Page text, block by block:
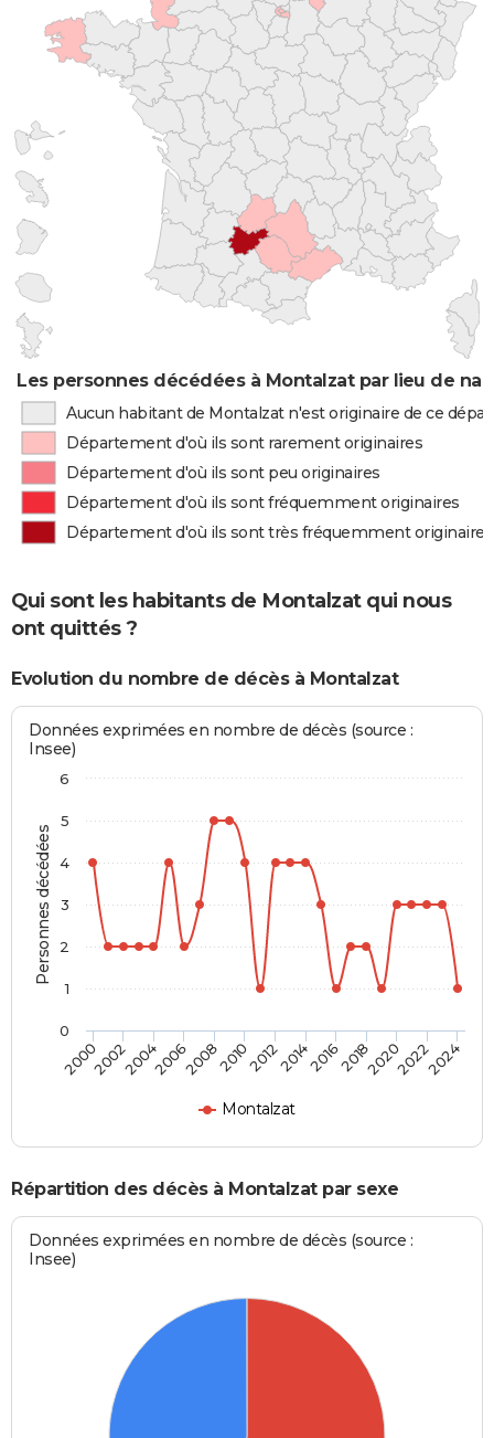
Les personnes décédées à Montalzat par lieu de
Aucun habitant de Montalzat n'est originaire de ce
Département d'où ils sont rarement originaires
Département d'où ils sont peu originaires
Département d'où ils sont fréquemment originaires
Département d'où ils sont très fréquemment originaires
Qui sont les habitants de Montalzat qui nous
ont quittés ?
Evolution du nombre de décès à Montalzat
Personnes décédées
Données exprimées en nombre de décès (source :
Insee)
Montalzat
2000200220042006200820102012201420162018202020222024
0
1
2
3
4
5
6
Répartition des décès à Montalzat par sexe
Données exprimées en nombre de décès (source :
Insee)